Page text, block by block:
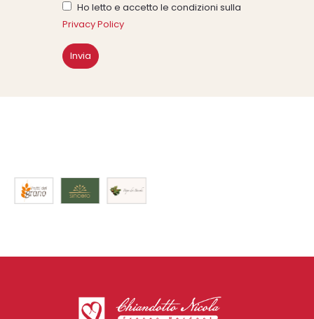
Ho letto e accetto le condizioni sulla
Privacy Policy